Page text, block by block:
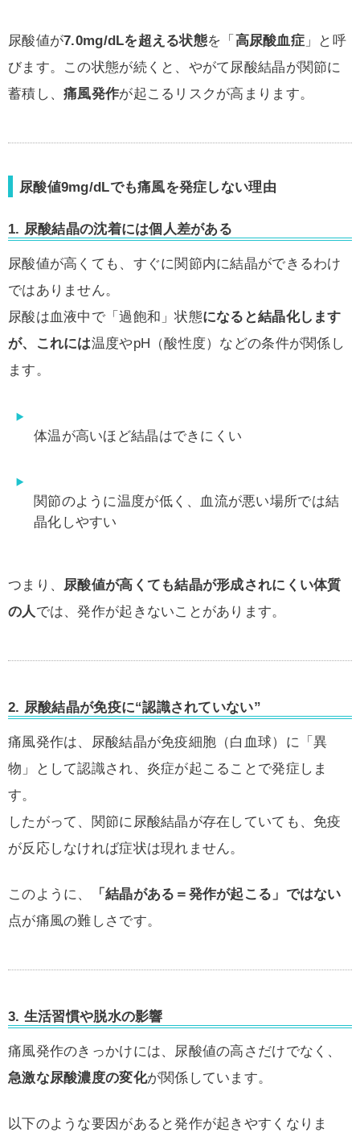
尿酸値が7.0mg/dLを超える状態を「 高尿酸血症 」と呼
びます。この状態が続くと、やがて尿酸結晶が関節に
蓄積し、痛風発作が起こるリスクが高まります。
尿酸値9mg/dLでも痛風を発症しない理由
1. 尿酸結晶の沈着には個人差がある
尿酸値が高くても、すぐに関節内に結晶ができるわけ
ではありません。
尿酸は血液中で「過飽和」状態になると結晶化します
が、これには温度やpH（酸性度）などの条件が関係し
ます。
体温が高いほど結晶はできにくい
関節のように温度が低く、血流が悪い場所では結
晶化しやすい
つまり、 尿酸値が高くても結晶が形成されにくい体質
の人では、発作が起きないことがあります。
2. 尿酸結晶が免疫に“認識されていない”
痛風発作は、尿酸結晶が免疫細胞（白血球）に「異
物」として認識され、炎症が起こることで発症しま
す。
したがって、関節に尿酸結晶が存在していても、免疫
が反応しなければ症状は現れません。
このように、
「結晶がある＝発作が起こる」ではない
点が痛風の難しさです。
3. 生活習慣や脱水の影響
痛風発作のきっかけには、尿酸値の高さだけでなく、
急激な尿酸濃度の変化が関係しています。
以下のような要因があると発作が起きやすくなりま